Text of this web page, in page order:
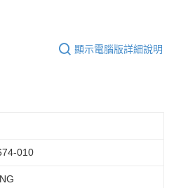
供之「AFTEE先享後付」服務完成之交
以下網址：
代理人或監護人之同意方可使用
申辦者引起之損失，本公司不負相關責
將依據個別帳號之用戶狀況，依本公司即
顯示電腦版詳細說明
010